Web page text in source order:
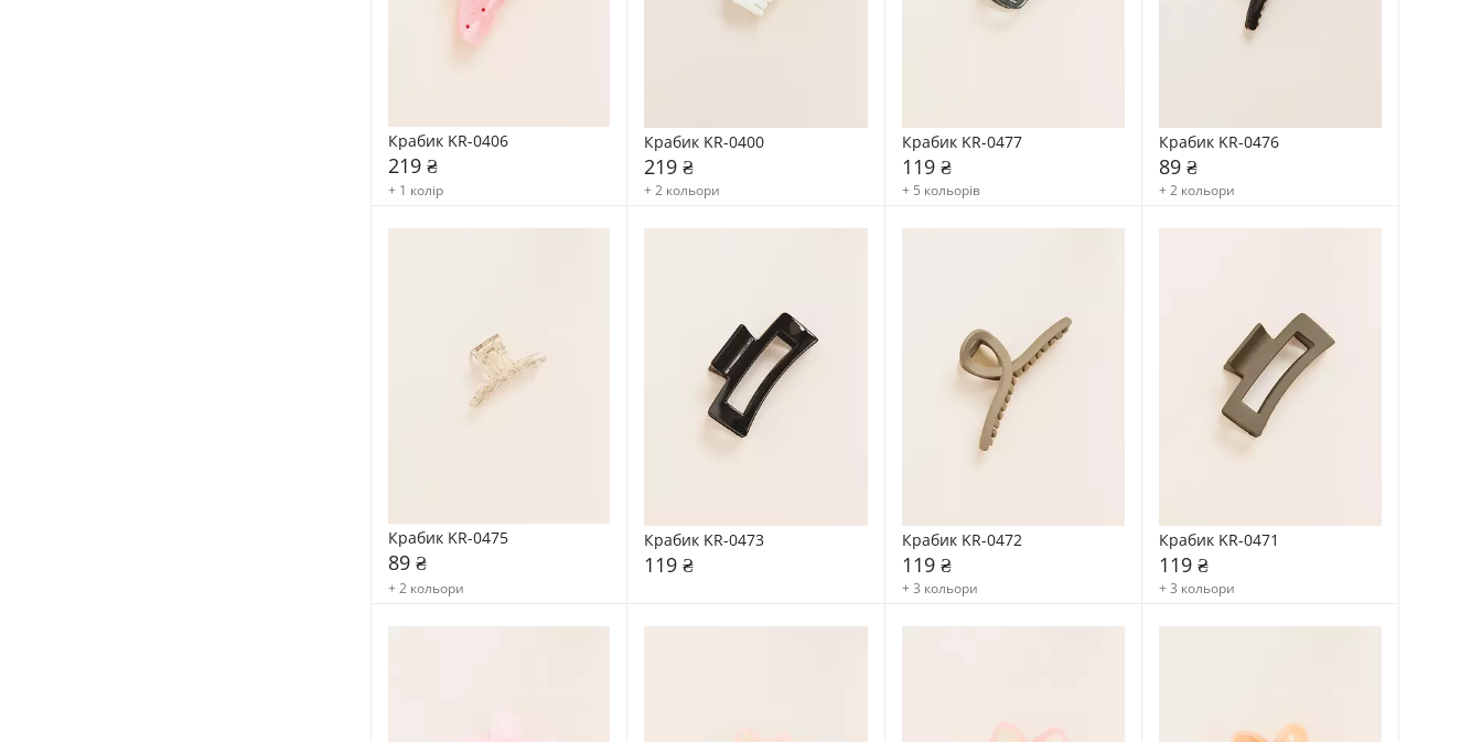
Крабик KR-0406
219 ₴
+ 1 колір
Крабик KR-0400
219 ₴
+ 2 кольори
Крабик KR-0477
119 ₴
+ 5 кольорів
Крабик KR-0476
89 ₴
+ 2 кольори
Крабик KR-0475
89 ₴
+ 2 кольори
Крабик KR-0473
119 ₴
Крабик KR-0472
119 ₴
+ 3 кольори
Крабик KR-0471
119 ₴
+ 3 кольори